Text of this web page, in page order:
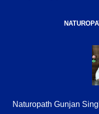
Naturopath Gunjan